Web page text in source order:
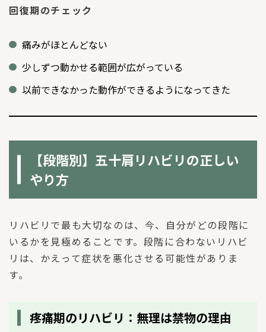
回復期のチェック
痛みがほとんどない
少しずつ動かせる範囲が広がっている
以前できなかった動作ができるようになってきた
【段階別】五十肩リハビリの正しい
やり方
リハビリで最も大切なのは、今、自分がどの段階に
いるかを見極めることです。段階に合わないリハビ
リは、かえって症状を悪化させる可能性がありま
す。
疼痛期のリハビリ：無理は禁物の理由